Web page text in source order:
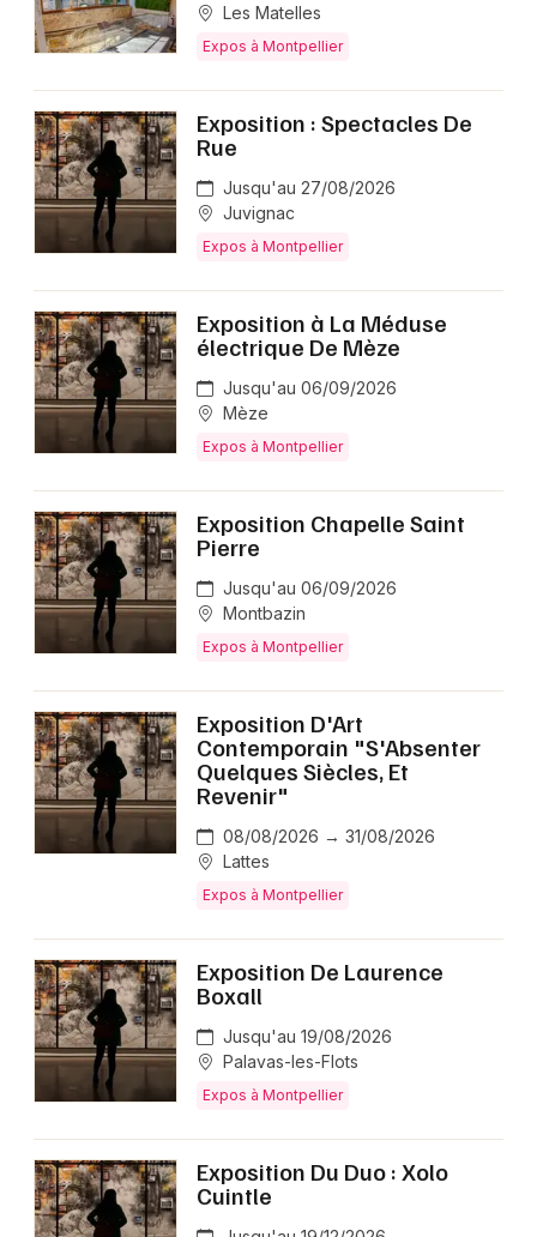
Les Matelles
Expos à Montpellier
Exposition : Spectacles De
Rue
Jusqu'au 27/08/2026
Juvignac
Expos à Montpellier
Exposition à La Méduse
électrique De Mèze
Jusqu'au 06/09/2026
Mèze
Expos à Montpellier
Exposition Chapelle Saint
Pierre
Jusqu'au 06/09/2026
Montbazin
Expos à Montpellier
Exposition D'Art
Contemporain "S'Absenter
Quelques Siècles, Et
Revenir"
08/08/2026 → 31/08/2026
Lattes
Expos à Montpellier
Exposition De Laurence
Boxall
Jusqu'au 19/08/2026
Palavas-les-Flots
Expos à Montpellier
Exposition Du Duo : Xolo
Cuintle